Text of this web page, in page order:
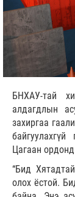
БНХАУ-тай
алдагдлын
захиргаа
Цагаан
“Бид
олох ёстой.